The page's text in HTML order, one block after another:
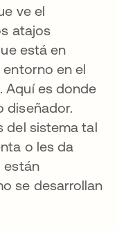
ve el
atajos
está en
en el
Aquí es donde
diseñador.
del sistema tal
o les da
están
se desarrollan